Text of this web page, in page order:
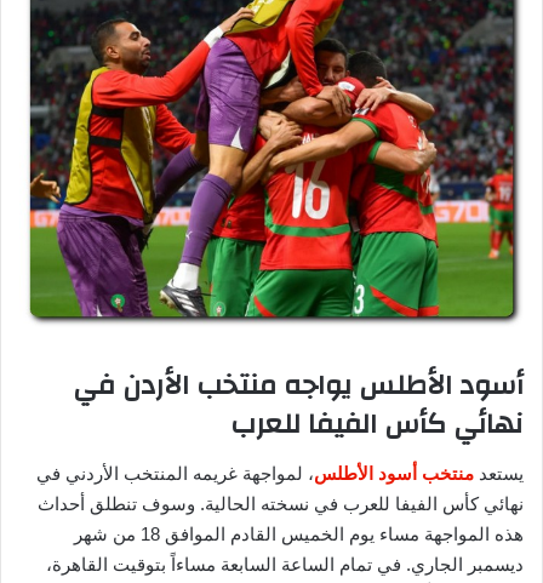
أسود الأطلس يواجه منتخب الأردن في
نهائي كأس الفيفا للعرب
يستعد منتخب أسود الأطلس، لمواجهة غريمه المنتخب الأردني في
نهائي كأس الفيفا للعرب في نسخته الحالية. وسوف تنطلق أحداث
هذه المواجهة مساء يوم الخميس القادم الموافق 18 من شهر
ديسمبر الجاري. في تمام الساعة السابعة مساءاً بتوقيت القاهرة،